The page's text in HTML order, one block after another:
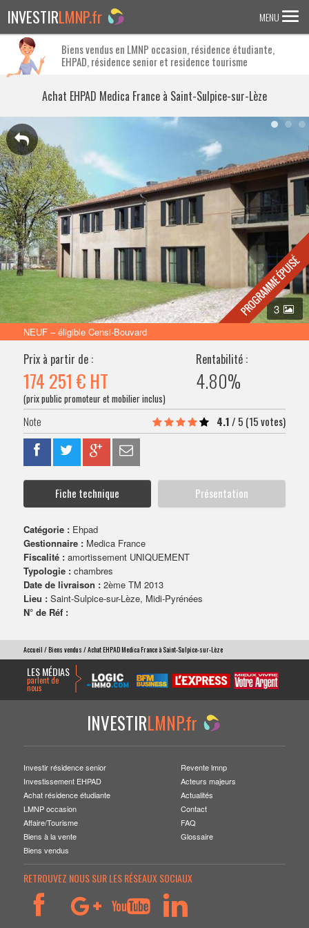
MENU
INVESTIRLMNP.fr
ACCUEIL
Investir en :
RESIDENCE ETUDIANTE
EHPAD
RESIDENCE SENIOR
RESIDENCE AFFAIRE/TOURISME
ACTUALITES
FAQ
VENDRE SON BIEN
Biens vendus en LMNP occasion, résidence étudiante,
EHPAD, résidence senior et residence tourisme
Achat EHPAD Medica France à Saint-Sulpice-sur-Lèze
3
NEUF – éligible Censi-Bouvard
Prix à partir de :
174 251 € HT
(prix public promoteur et mobilier inclus)
Rentabilité :
4.80%
4.1/ 5 (15 votes)
Fiche technique Présentation
Catégorie :Ehpad
Gestionnaire :Medica France
Fiscalité :amortissement UNIQUEMENT
Typologie :chambres
Date de livraison :2ème TM 2013
Lieu :Saint-Sulpice-sur-Lèze, Midi-Pyrénées
N° de Réf :
Accueil /Biens vendus / Achat EHPAD Medica France à Saint-Sulpice-sur-Lèze
LES MÉDIAS
parlent de
nous
INVESTIRLMNP.fr
Investir résidence senior
Investissement EHPAD
Achat résidence étudiante
LMNP occasion
Affaire/Tourisme
Biens à la vente
Biens vendus
Revente lmnp
Acteurs majeurs
Actualités
Contact
FAQ
Glossaire
RETROUVEZ NOUS SUR LES RÉSEAUX SOCIAUX